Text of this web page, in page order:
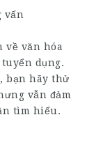
vấn
về văn hóa
dụng.
bạn hãy thử
vẫn đảm
tìm hiểu.